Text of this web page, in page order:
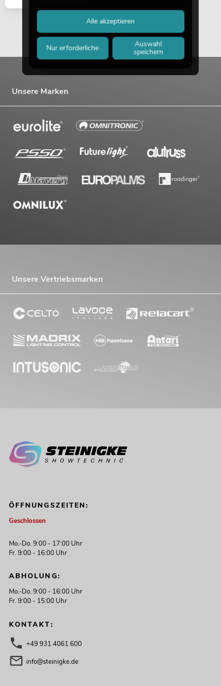
Unsere Marken
Unsere Vertriebsmarken
ÖFFNUNGSZEITEN:
Geschlossen
Mo.-Do. 9:00 - 17:00 Uhr
Fr. 9:00 - 16:00 Uhr
ABHOLUNG:
Mo.-Do. 9:00 - 16:00 Uhr
Fr. 9:00 - 15:00 Uhr
KONTAKT:
+49 931 4061 600
info@steinigke.de
Nur erforderliche
Auswahl
speichern
Alle akzeptieren